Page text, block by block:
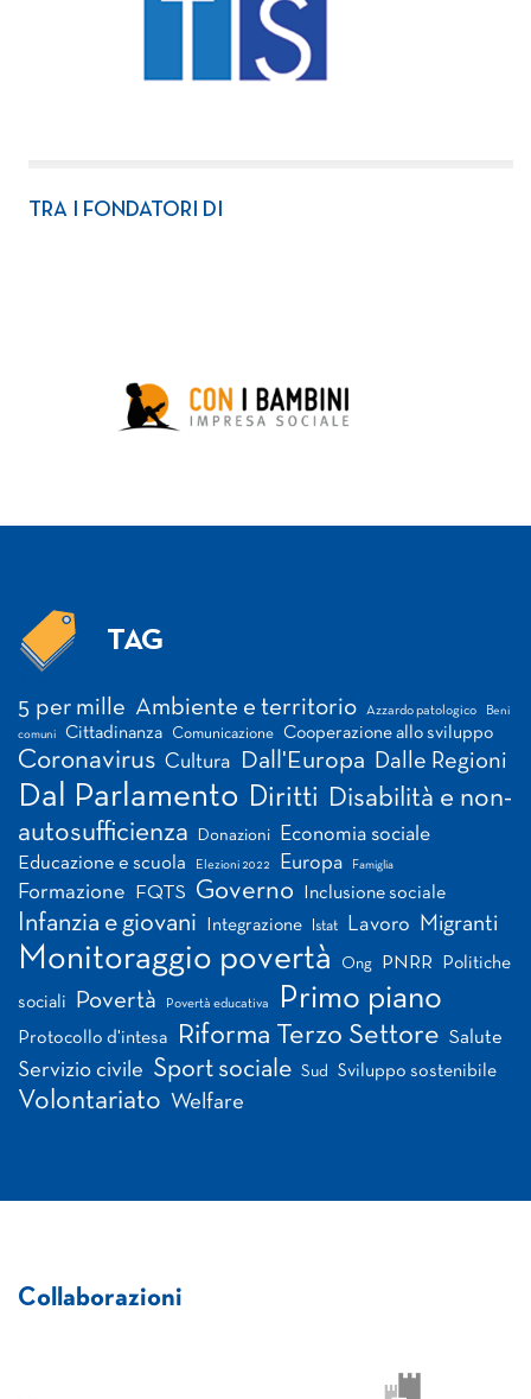
TRA I FONDATORI DI
TAG
5 per mille Ambiente e territorio Azzardo patologico Beni
comuni Cittadinanza Comunicazione Cooperazione allo sviluppo
Coronavirus Cultura Dall'Europa Dalle Regioni
Dal Parlamento Diritti Disabilità e non-
autosufficienza
Donazioni Economia sociale
Educazione e scuola Elezioni 2022 Europa Famiglia
Formazione FQTS Governo Inclusione sociale
Infanzia e giovani Integrazione Istat Lavoro Migranti
Monitoraggio povertà Ong PNRR Politiche
sociali Povertà Povertà educativa Primo piano
Protocollo d'intesa Riforma Terzo Settore Salute
Servizio civile Sport sociale Sud Sviluppo sostenibile
Volontariato Welfare
Collaborazioni